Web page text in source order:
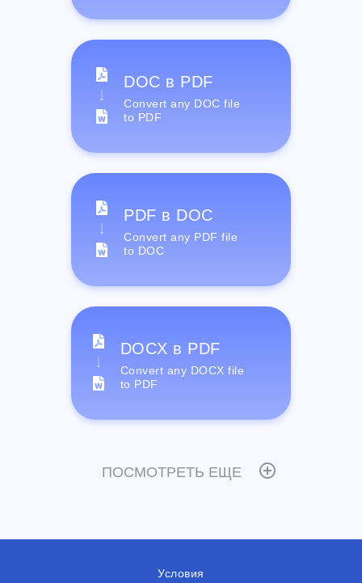
DOC в PDF
Convert any DOC file
to PDF
PDF в DOC
Convert any PDF file
to DOC
DOCX в PDF
Convert any DOCX file
to PDF
ПОСМОТРЕТЬ ЕЩЕ
Условия